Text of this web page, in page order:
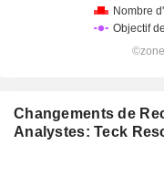
Changements de
Analystes: Teck